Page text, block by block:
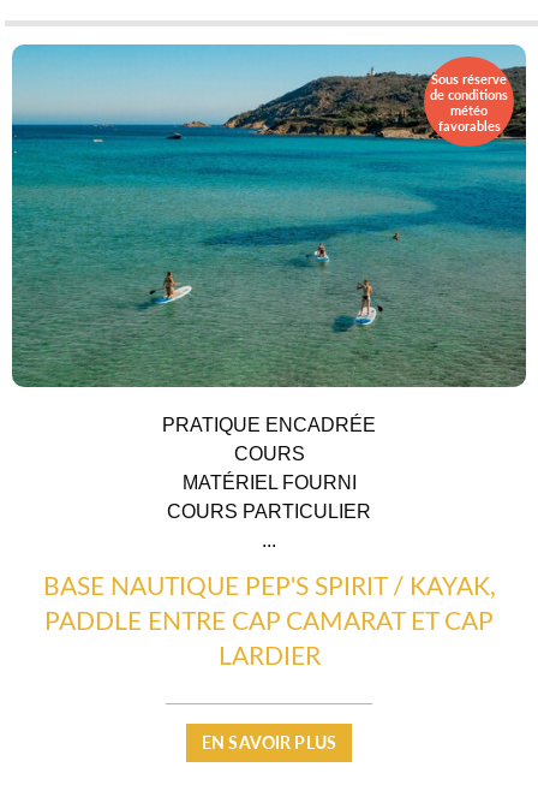
CÔTÉ NATURE
SANTÉ
Sous réserve
de conditions
météo
favorables
PRATIQUE ENCADRÉE
COURS
MATÉRIEL FOURNI
COURS PARTICULIER
...
BASE NAUTIQUE PEP'S SPIRIT / KAYAK,
PADDLE ENTRE CAP CAMARAT ET CAP
LARDIER
EN SAVOIR PLUS